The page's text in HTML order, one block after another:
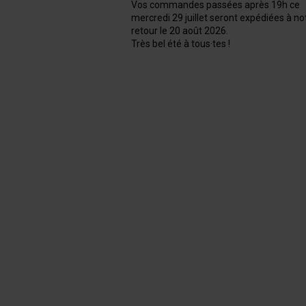
Vos commandes passées après 19h ce
mercredi 29 juillet seront expédiées à
retour le 20 août 2026.
Très bel été à tous·tes !